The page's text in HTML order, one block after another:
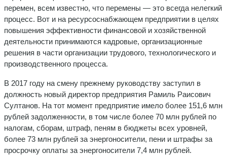
перемен, всем известно, что перемены — это всегда нелегкий
процесс. Вот и на ресурсоснабжающем предприятии в целях
повышения эффективности финансовой и хозяйственной
деятельности принимаются кадровые, организационные
решения в части организации трудового, технологического и
производственного процесса.
В 2017 году на смену прежнему руководству заступил в
должность новый директор предприятия Рамиль Раисович
Султанов. На тот момент предприятие имело более 151,6 млн
рублей задолженности, в том числе более 70 млн рублей по
налогам, сборам, штраф, пеням в бюджеты всех уровней,
более 73 млн рублей за энергоносители, пени и штрафы за
просрочку оплаты за энергоносители 7,4 млн рублей.